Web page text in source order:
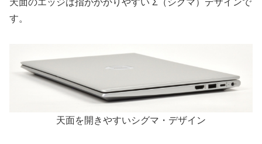
天面のエッジは指がかかりやすい Σ（シグマ）デザインで
す。
天面を開きやすいシグマ・デザイン